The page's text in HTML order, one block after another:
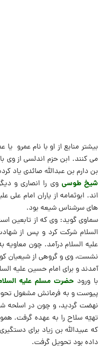
بیشتر منابع از او با نام عمرو
مى کنند. ابن حزم اندلسى از وى
بن دارم بن عبداللَّه صائدى یاد
شیخ طوسى وى را انصارى و
اند. ابوثمامه از یاران امام
هاى سرشناس شیعه بود.
سماوى گوید: وى که از تابعین
السلام شرکت کرد و پس از
علیه السلام درآمد. چون
نشست، وى و گروهى از شیعیان
آمدند و براى امام حسین علیه
با ورود حضرت مسلم علیه
پیوست و به فرمانش مشغول
نهضت گردید، و چون در اسلحه
تهیّه سلاح را به عهده گرفت.
که عبیداللَّه بن زیاد براى
داده بود تحویل گرفت.